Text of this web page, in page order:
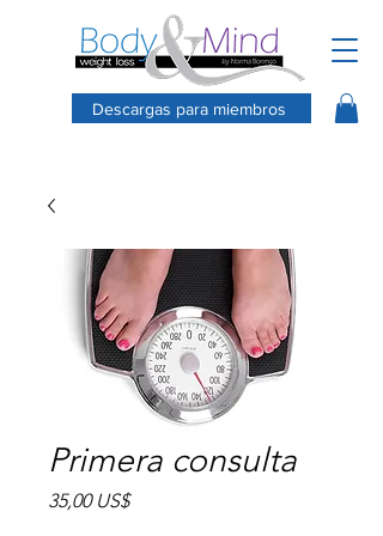
Descargas para miembros
Primera consulta
35,00 US$Precio